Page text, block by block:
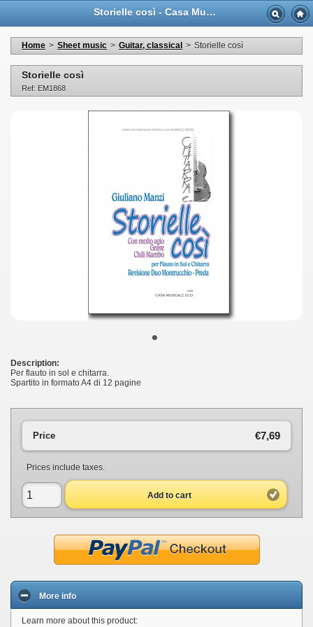
Storielle così - Casa Musicale Eco
Home > Sheet music > Guitar, classical > Storielle così
Storielle così
Ref: EM1868
•
Description:
Per flauto in sol e chitarra.
Spartito in formato A4 di 12 pagine
€7,69
Price
Prices include taxes.
Add to cart
More info
Learn more about this product: